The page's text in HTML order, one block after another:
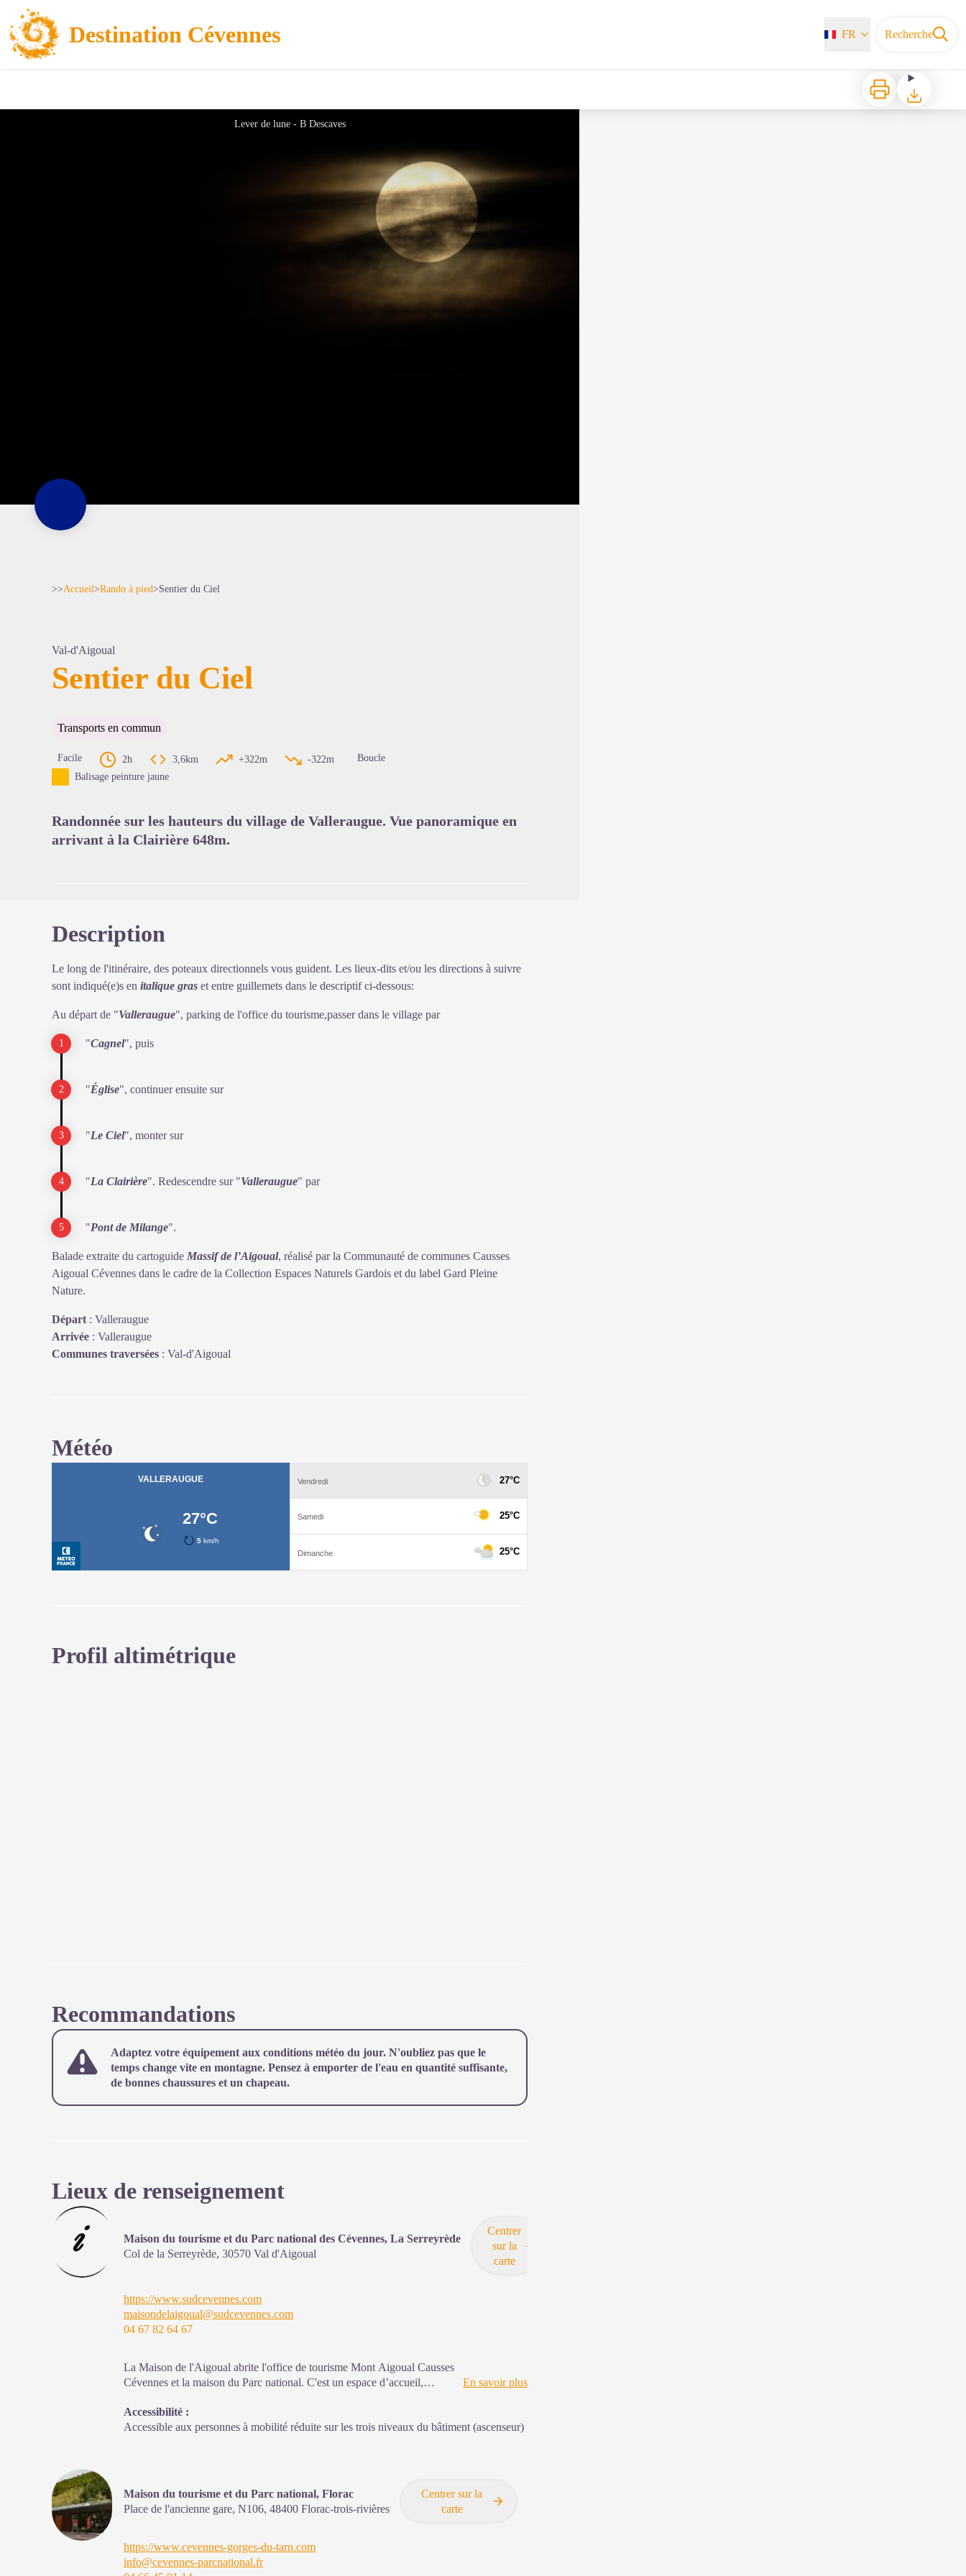
Destination Cévennes FR Recherche
Imprimer Télécharger
Lever de lune - B Descaves
>>Accueil>Rando à pied>Sentier du Ciel
Val-d'Aigoual
Sentier du Ciel
Transports en commun
Facile 2h 3,6km +322m -322m
Boucle
Balisage peinture jaune
Randonnée sur les hauteurs du village de Valleraugue. Vue panoramique en
arrivant à la Clairière 648m.
Description
Le long de l'itinéraire, des poteaux directionnels vous guident. Les lieux-dits et/ou les directions à suivre
sont indiqué(e)s en italique gras et entre guillemets dans le descriptif ci-dessous:
Au départ de "Valleraugue", parking de l'office du tourisme,passer dans le village par
"Cagnel", puis
"Église", continuer ensuite sur
"Le Ciel", monter sur
"La Clairière". Redescendre sur "Valleraugue" par
"Pont de Milange".
Balade extraite du cartoguide Massif de l’Aigoual, réalisé par la Communauté de communes Causses
Aigoual Cévennes dans le cadre de la Collection Espaces Naturels Gardois et du label Gard Pleine
Nature.
Départ : Valleraugue
Arrivée : Valleraugue
Communes traversées : Val-d'Aigoual
Météo
Profil altimétrique
Recommandations
Adaptez votre équipement aux conditions météo du jour. N'oubliez pas que le
temps change vite en montagne. Pensez à emporter de l'eau en quantité suffisante,
de bonnes chaussures et un chapeau.
Lieux de renseignement
Maison du tourisme et du Parc national des Cévennes, La Serreyrède
Col de la Serreyrède, 30570 Val d'Aigoual
Centrer
sur la
carte
https://www.sudcevennes.com
maisondelaigoual@sudcevennes.com
04 67 82 64 67
La Maison de l'Aigoual abrite l'office de tourisme Mont Aigoual Causses
Cévennes et la maison du Parc national. C'est un espace d’accueil,
actions, sur l'offre de découverte et d'animation ainsi que les règles à
adopter en cœur de Parc.
En savoir plus
Accessibilité :
Accessible aux personnes à mobilité réduite sur les trois niveaux du bâtiment (ascenseur)
Maison du tourisme et du Parc national, Florac
Place de l'ancienne gare, N106, 48400 Florac-trois-rivières
Centrer sur la
carte
https://www.cevennes-gorges-du-tarn.com
info@cevennes-parcnational.fr